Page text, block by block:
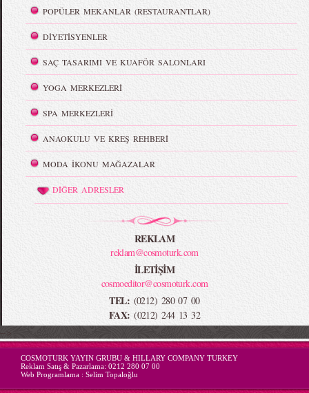
POPÜLER MEKANLAR (RESTAURANTLAR)
DİYETİSYENLER
SAÇ TASARIMI VE KUAFÖR SALONLARI
YOGA MERKEZLERİ
SPA MERKEZLERİ
ANAOKULU VE KREŞ REHBERİ
MODA İKONU MAĞAZALAR
DİĞER ADRESLER
REKLAM
reklam@cosmoturk.com
İLETİŞİM
cosmoeditor@cosmoturk.com
TEL: (0212) 280 07 00
FAX: (0212) 244 13 32
-->
COSMOTURK YAYIN GRUBU & HILLARY COMPANY TURKEY
Reklam Satış & Pazarlama: 0212 280 07 00
Web Programlama : Selim Topaloğlu